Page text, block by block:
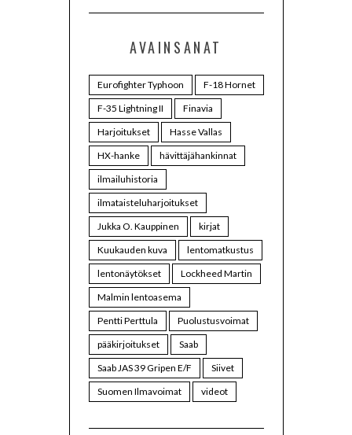
AVAINSANAT
Eurofighter Typhoon
F-18 Hornet
F-35 Lightning II
Finavia
Harjoitukset
Hasse Vallas
HX-hanke
hävittäjähankinnat
ilmailuhistoria
ilmataisteluharjoitukset
Jukka O. Kauppinen
kirjat
Kuukauden kuva
lentomatkustus
lentonäytökset
Lockheed Martin
Malmin lentoasema
Pentti Perttula
Puolustusvoimat
pääkirjoitukset
Saab
Saab JAS 39 Gripen E/F
Siivet
Suomen Ilmavoimat
videot